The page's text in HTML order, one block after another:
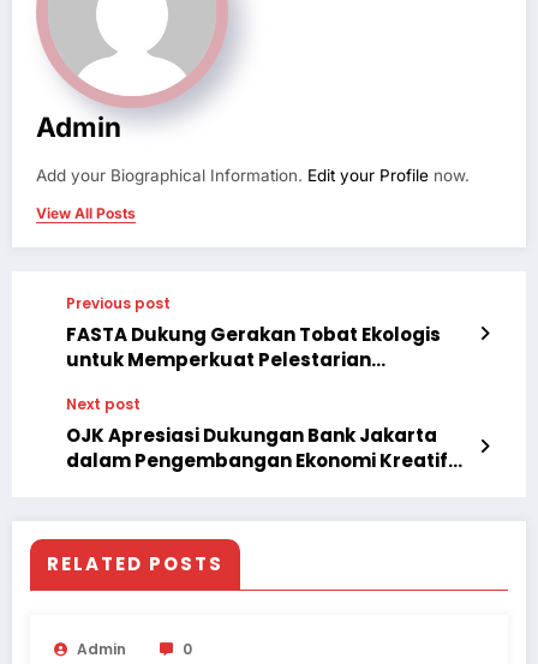
Admin
Add your Biographical Information. Edit your Profile now.
View All Posts
Previous post
FASTA Dukung Gerakan Tobat Ekologis
untuk Memperkuat Pelestarian
Next post
OJK Apresiasi Dukungan Bank Jakarta
dalam Pengembangan Ekonomi Kreatif
RELATED POSTS
Admin 0